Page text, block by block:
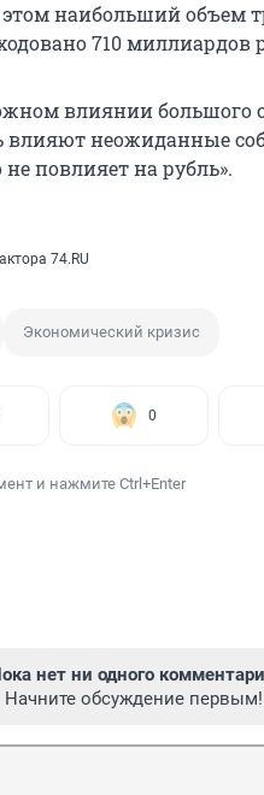
наибольший объем
710 миллиардов
влиянии большого
влияют неожиданные
повлияет на рубль».
74.RU
Экономический кризис
0
и нажмите Ctrl+Enter
нет ни одного
Начните обсуждение первым!